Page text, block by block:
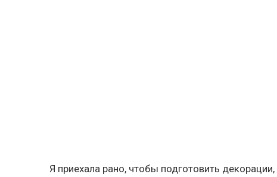
Я приехала рано, чтобы подготовить